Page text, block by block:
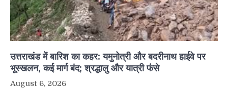
उत्तराखंड में बारिश का कहर: यमुनोत्री और बदरीनाथ हाईवे पर
भूस्खलन, कई मार्ग बंद; श्रद्धालु और यात्री फंसे
August 6, 2026